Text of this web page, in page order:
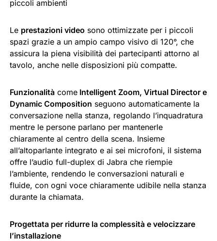
piccoli ambienti
Le prestazioni video sono ottimizzate per i piccoli
spazi grazie a un ampio campo visivo di 120°, che
assicura la piena visibilità dei partecipanti attorno al
tavolo, anche nelle disposizioni più compatte.
Funzionalità come Intelligent Zoom, Virtual Director e
Dynamic Composition seguono automaticamente la
conversazione nella stanza, regolando l’inquadratura
mentre le persone parlano per mantenerle
chiaramente al centro della scena. Insieme
all’altoparlante integrato e ai sei microfoni, il sistema
offre l’audio full-duplex di Jabra che riempie
l’ambiente, rendendo le conversazioni naturali e
fluide, con ogni voce chiaramente udibile nella stanza
durante la chiamata.
Progettata per ridurre la complessità e velocizzare
l’installazione